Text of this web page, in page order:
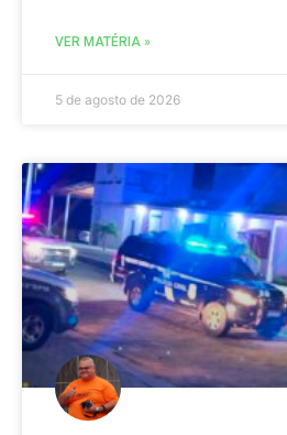
VER MATÉRIA »
5 de agosto de 2026